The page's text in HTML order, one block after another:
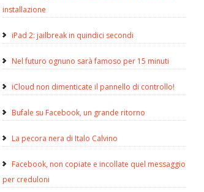
installazione
iPad 2: jailbreak in quindici secondi
Nel futuro ognuno sarà famoso per 15 minuti
iCloud non dimenticate il pannello di controllo!
Bufale su Facebook, un grande ritorno
La pecora nera di Italo Calvino
Facebook, non copiate e incollate quel messaggio
per creduloni